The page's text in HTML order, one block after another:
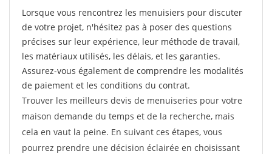
Lorsque vous rencontrez les menuisiers pour discuter
de votre projet, n'hésitez pas à poser des questions
précises sur leur expérience, leur méthode de travail,
les matériaux utilisés, les délais, et les garanties.
Assurez-vous également de comprendre les modalités
de paiement et les conditions du contrat.
Trouver les meilleurs devis de menuiseries pour votre
maison demande du temps et de la recherche, mais
cela en vaut la peine. En suivant ces étapes, vous
pourrez prendre une décision éclairée en choisissant